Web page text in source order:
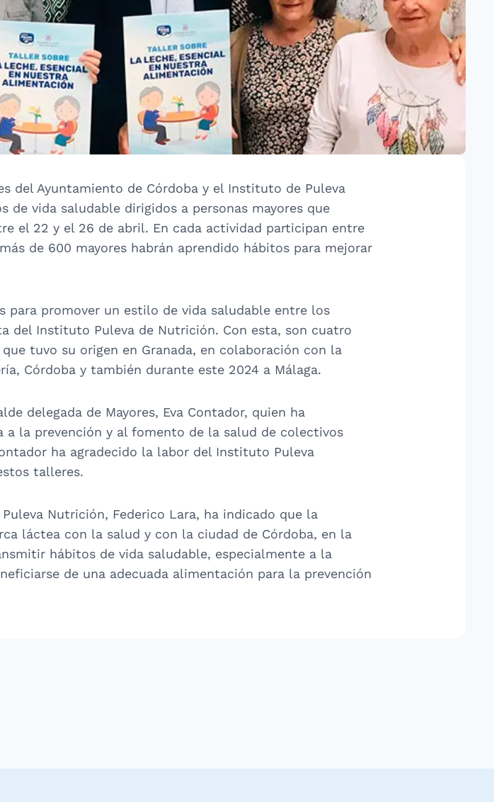
del Ayuntamiento de Córdoba y el Instituto de Puleva
vida saludable dirigidos a personas mayores que
el 22 y el 26 de abril. En cada actividad participan entre
de 600 mayores habrán aprendido hábitos para mejorar
para promover un estilo de vida saludable entre los
del Instituto Puleva de Nutrición. Con esta, son cuatro
tuvo su origen en Granada, en colaboración con la
Córdoba y también durante este 2024 a Málaga.
delegada de Mayores, Eva Contador, quien ha
la prevención y al fomento de la salud de colectivos
ha agradecido la labor del Instituto Puleva
talleres.
Nutrición, Federico Lara, ha indicado que la
láctea con la salud y con la ciudad de Córdoba, en la
hábitos de vida saludable, especialmente a la
de una adecuada alimentación para la prevención